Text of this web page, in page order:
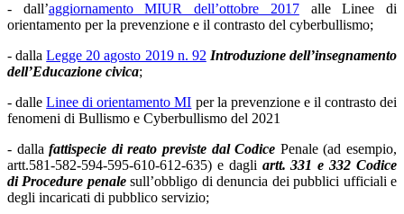
- dall’aggiornamento MIUR dell’ottobre 2017alle Linee di
orientamento per la prevenzione e il contrasto del cyberbullismo;
- dallaLegge 20 agosto 2019 n. 92 Introduzione dell’insegnamento
dell’Educazione civica;
- dalleLinee di orientamento MI per la prevenzione e il contrasto dei
fenomeni di Bullismo e Cyberbullismo del 2021
- dallafattispecie di reato previste dal Codice Penale (ad esempio,
artt.581-582-594-595-610-612-635) e dagli artt. 331 e 332 Codice
di Procedure penalesull’obbligo di denuncia dei pubblici ufficiali e
degli incaricati di pubblico servizio;